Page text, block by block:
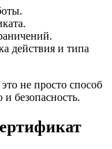
действия и типа
не просто способ
безопасность.